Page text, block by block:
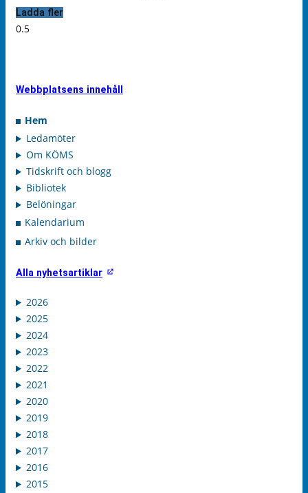
Ladda fler
Webbplatsens innehåll
Hem
Ledamöter
Om KÖMS
Tidskrift och blogg
Bibliotek
Belöningar
Kalendarium
Arkiv och bilder
Alla nyhetsartiklar
2026
2025
2024
2023
2022
2021
2020
2019
2018
2017
2016
2015